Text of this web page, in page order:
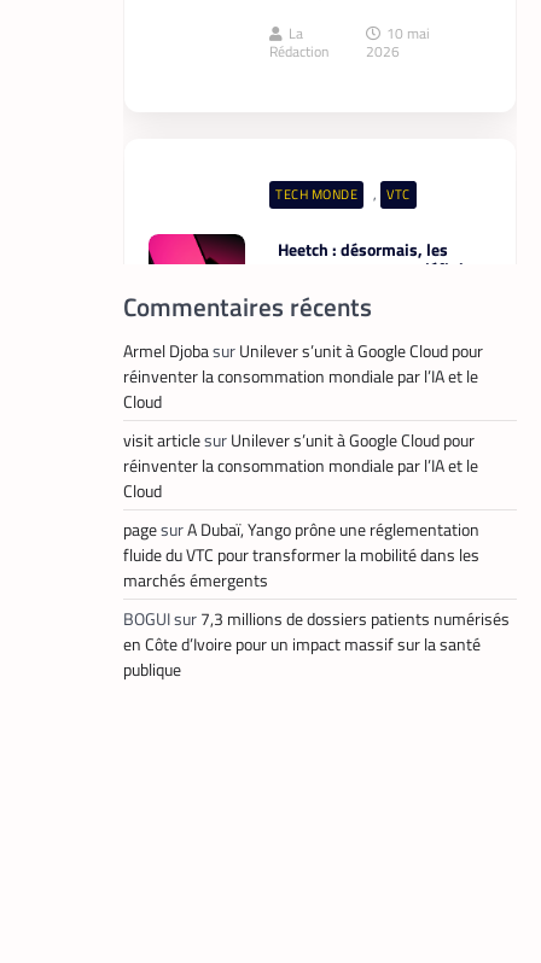
La
Rédaction
10 mai
2026
TECH MONDE , VTC
Heetch : désormais, les
passagers peuvent définir
course
La
Rédaction
25 mai
2026
FINTECH , TECH AFRIQUE
Mobile money,
abat deux cartes
maîtresses pour s’imposer
en Afrique
Commentaires récents
Armel DjobasurUnilever s’unit à Google Cloud pour
réinventer la consommation mondiale par l’IA et le
Cloud
visit articlesurUnilever s’unit à Google Cloud pour
réinventer la consommation mondiale par l’IA et le
Cloud
pagesurA Dubaï, Yango prône une réglementation
fluide du VTC pour transformer la mobilité dans les
marchés émergents
BOGUIsur7,3 millions de dossiers patients numérisés
en Côte d’Ivoire pour un impact massif sur la santé
publique